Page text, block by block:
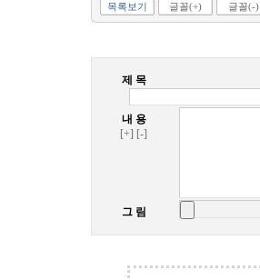
목록보기 글꼴(+) 글꼴(-)
제 목
내 용
[+] [-]
그 림